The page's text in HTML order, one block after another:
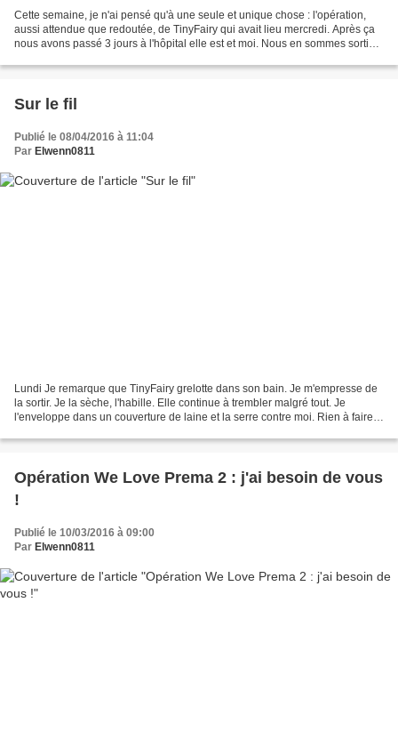
Cette semaine, je n'ai pensé qu'à une seule et unique chose : l'opération,
aussi attendue que redoutée, de TinyFairy qui avait lieu mercredi. Après ça
nous avons passé 3 jours à l'hôpital elle est et moi. Nous en sommes sorties
Sur le fil
Publié le 08/04/2016 à 11:04
Par Elwenn0811
Lundi Je remarque que TinyFairy grelotte dans son bain. Je m'empresse de
la sortir. Je la sèche, l'habille. Elle continue à trembler malgré tout. Je
l'enveloppe dans un couverture de laine et la serre contre moi. Rien à faire.
Opération We Love Prema 2 : j'ai besoin de vous
!
Publié le 10/03/2016 à 09:00
Par Elwenn0811